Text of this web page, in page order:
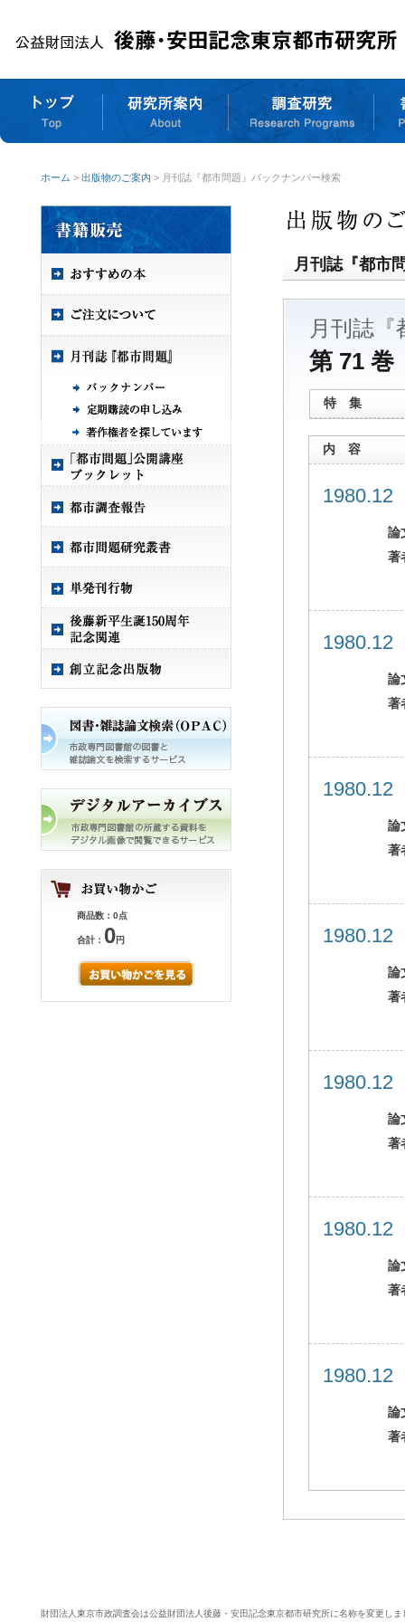
ホーム > 出版物のご案内 > 月刊誌『都市問題』バックナンバー検索
商品数：0点
合計： 0円
月刊誌『都市
月刊誌『
第 71
特 集
内 容
論
著
論
著
論
著
論
著
論
著
論
著
論
著
財団法人東京市政調査会は公益財団法人後藤・安田記念東京都市研究所に名称を変更しま